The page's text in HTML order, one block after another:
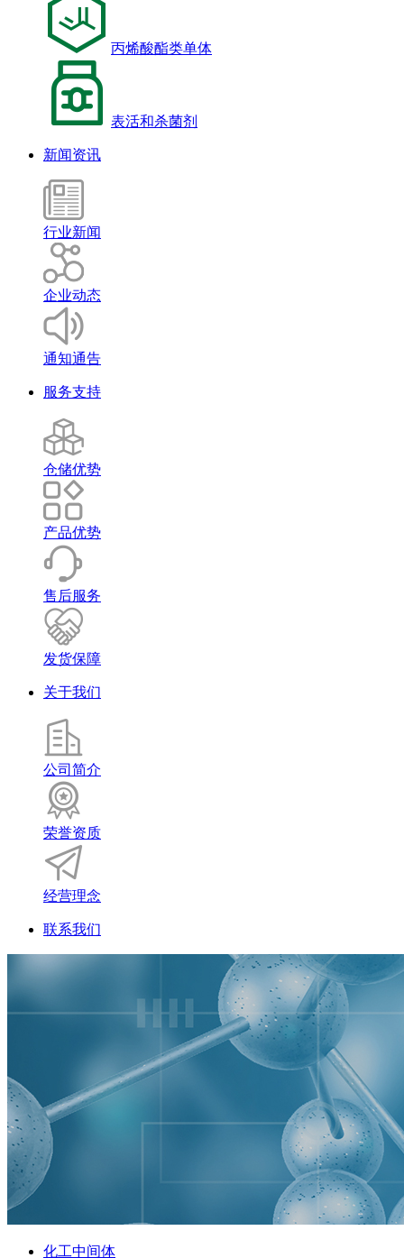
丙烯酸酯类单体
表活和杀菌剂
新闻资讯
行业新闻
企业动态
通知通告
服务支持
仓储优势
产品优势
售后服务
发货保障
关于我们
公司简介
荣誉资质
经营理念
联系我们
化工中间体